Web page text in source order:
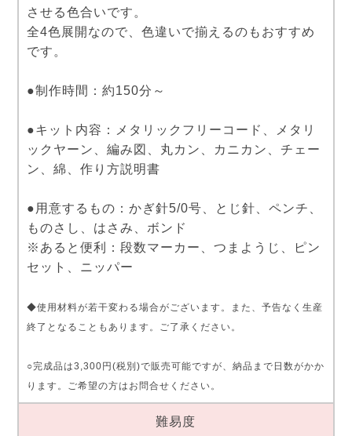
させる色合いです。
全4色展開なので、色違いで揃えるのもおすすめ
です。
●制作時間：約150分～
●キット内容：メタリックフリーコード、メタリ
ックヤーン、編み図、丸カン、カニカン、チェー
ン、綿、作り方説明書
●用意するもの：かぎ針5/0号、とじ針、ペンチ、
ものさし、はさみ、ボンド
※あると便利：段数マーカー、つまようじ、ピン
セット、ニッパー
◆使用材料が若干変わる場合がございます。また、予告なく生産
終了となることもあります。ご了承ください。
○完成品は3,300円(税別)で販売可能ですが、納品まで日数がかか
ります。ご希望の方はお問合せください。
難易度